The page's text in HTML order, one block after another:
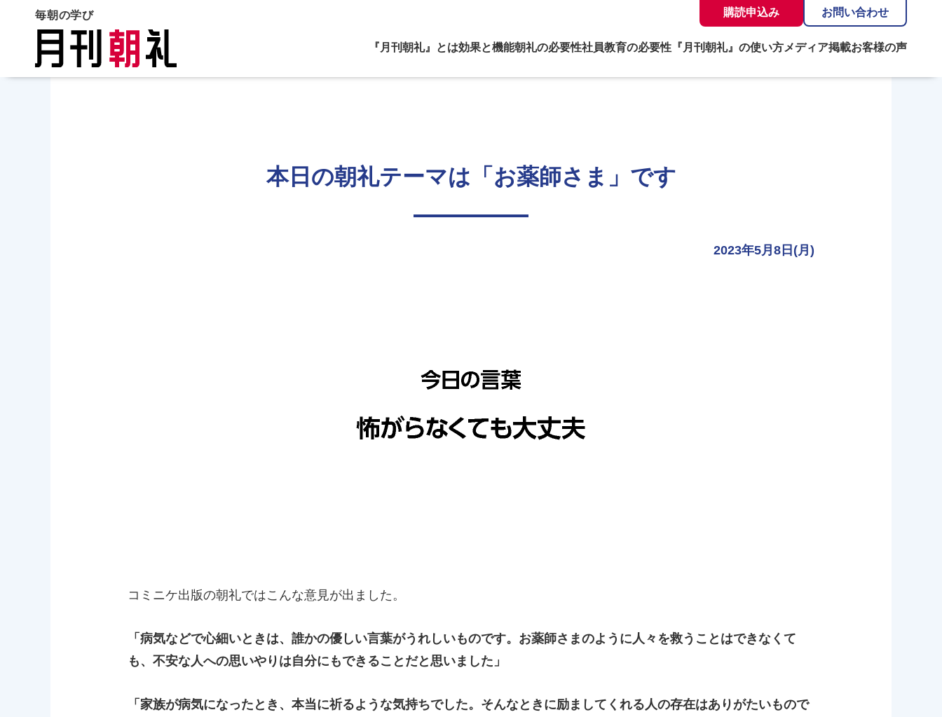
毎朝の学び 購読申込み お問い合わせ
『月刊朝礼』とは効果と機能朝礼の必要性社員教育の必要性 『月刊朝礼』の使い方メディア掲載お客様の声
本日の朝礼テーマは「お薬師さま」です
2023年5月8日(月)
コミニケ出版の朝礼ではこんな意見が出ました。
「病気などで心細いときは、誰かの優しい言葉がうれしいものです。お薬師さまのように人々を救うことはできなくて
も、不安な人への思いやりは自分にもできることだと思いました」
「家族が病気になったとき、本当に祈るような気持ちでした。そんなときに励ましてくれる人の存在はありがたいもので